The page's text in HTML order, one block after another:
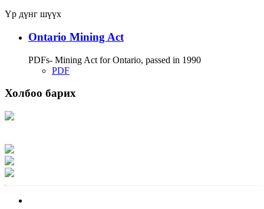
Үр дүнг шүүх
Ontario Mining Act
PDFs- Mining Act for Ontario, passed in 1990
PDF
Холбоо барих